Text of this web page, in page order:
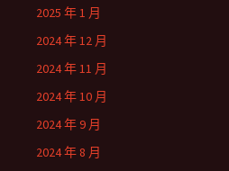
2025 年 1 月
2024 年 12 月
2024 年 11 月
2024 年 10 月
2024 年 9 月
2024 年 8 月